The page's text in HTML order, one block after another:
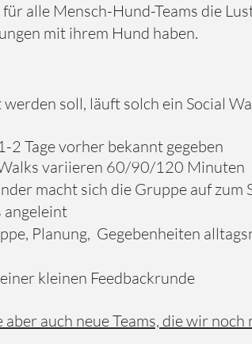
alle Mensch-Hund-Teams die
mit ihrem Hund haben.
soll, läuft solch ein Social
2 Tage vorher bekannt gegeben
variieren 60/90/120 Minuten
macht sich die Gruppe auf zum
angeleint
Planung, Gegebenheiten
kleinen Feedbackrunde
auch neue Teams, die wir